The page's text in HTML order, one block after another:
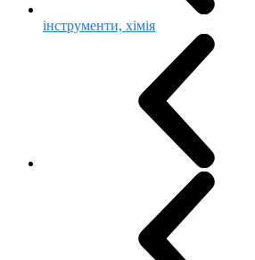
інструменти, хімія